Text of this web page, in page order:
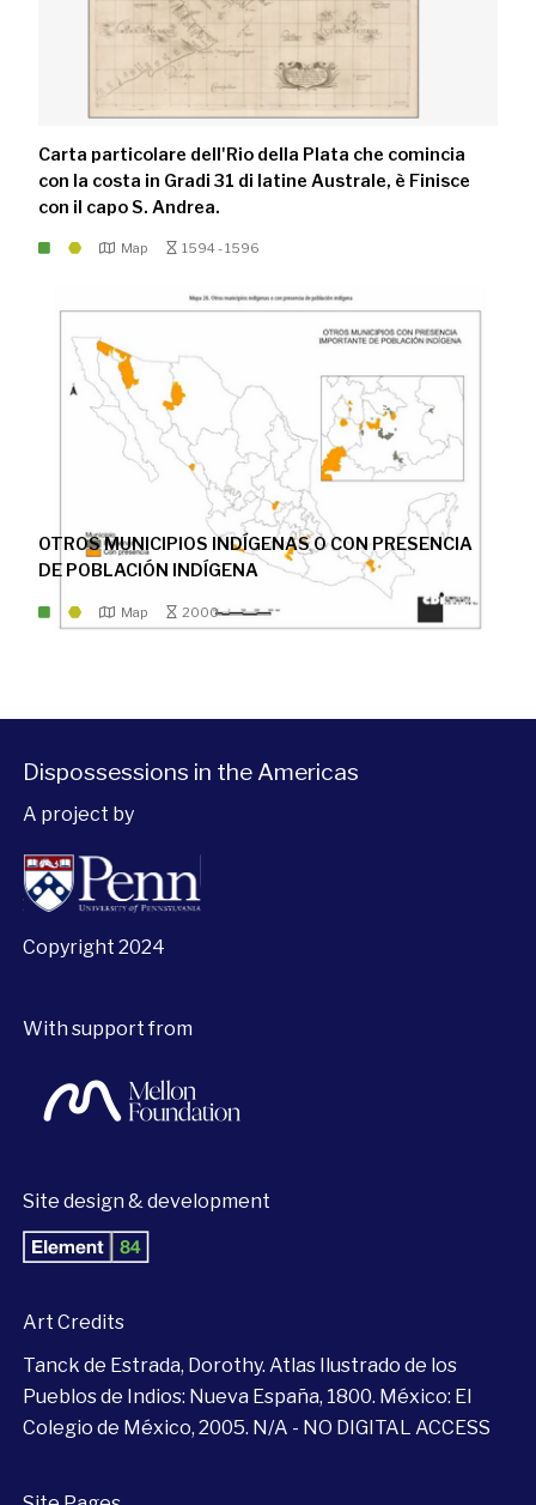
Carta particolare dell'Rio della Plata che comincia
con la costa in Gradi 31 di latine Australe, è Finisce
con il capo S. Andrea.
Map 1594 - 1596
OTROS MUNICIPIOS INDÍGENAS O CON PRESENCIA
DE POBLACIÓN INDÍGENA
Map 2000
Dispossessions in the Americas
A project by
Copyright 2024
With support from
Site design & development
Art Credits
Tanck de Estrada, Dorothy. Atlas Ilustrado de los
Pueblos de Indios: Nueva España, 1800. México: El
Colegio de México, 2005. N/A - NO DIGITAL ACCESS